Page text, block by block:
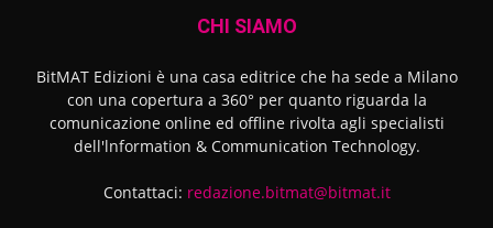
CHI SIAMO
BitMAT Edizioni è una casa editrice che ha sede a Milano
con una copertura a 360° per quanto riguarda la
comunicazione online ed offline rivolta agli specialisti
dell'lnformation & Communication Technology.
Contattaci: redazione.bitmat@bitmat.it